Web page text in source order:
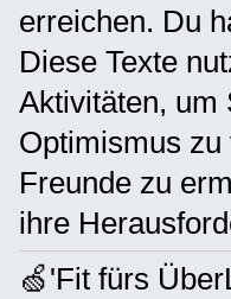
erreichen. Du
Diese Texte
Aktivitäten, um
Optimismus
Freunde zu
ihre
🍏'Fit fürs